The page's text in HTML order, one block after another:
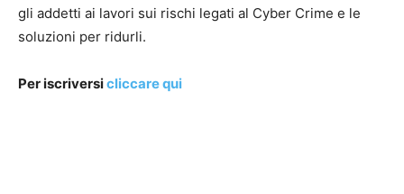
gli addetti ai lavori sui rischi legati al Cyber Crime e le
soluzioni per ridurli.
Per iscriversicliccare qui